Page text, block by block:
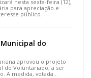
nesta sexta-feira (12),
para apreciação e
público.
do
aprovou o projeto
do Voluntariado, a ser
A medida, votada